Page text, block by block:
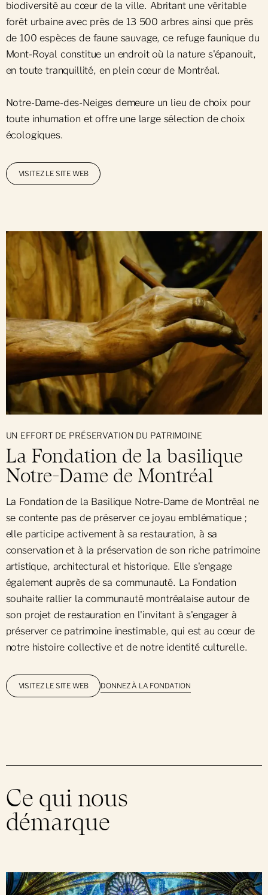
biodiversité au cœur de la ville. Abritant une véritable
forêt urbaine avec près de 13 500 arbres ainsi que près
de 100 espèces de faune sauvage, ce refuge faunique du
Mont-Royal constitue un endroit où la nature s'épanouit,
en toute tranquillité, en plein cœur de Montréal.
Notre-Dame-des-Neiges demeure un lieu de choix pour
toute inhumation et offre une large sélection de choix
écologiques.
VISITEZ LE SITE WEB
UN EFFORT DE PRÉSERVATION DU PATRIMOINE
La Fondation de la basilique
Notre-Dame de Montréal
La Fondation de la Basilique Notre-Dame de Montréal ne
se contente pas de préserver ce joyau emblématique ;
elle participe activement à sa restauration, à sa
conservation et à la préservation de son riche patrimoine
artistique, architectural et historique. Elle s'engage
également auprès de sa communauté. La Fondation
souhaite rallier la communauté montréalaise autour de
son projet de restauration en l'invitant à s'engager à
préserver ce patrimoine inestimable, qui est au cœur de
notre histoire collective et de notre identité culturelle.
VISITEZ LE SITE WEB DONNEZ À LA FONDATION
Ce qui nous
démarque